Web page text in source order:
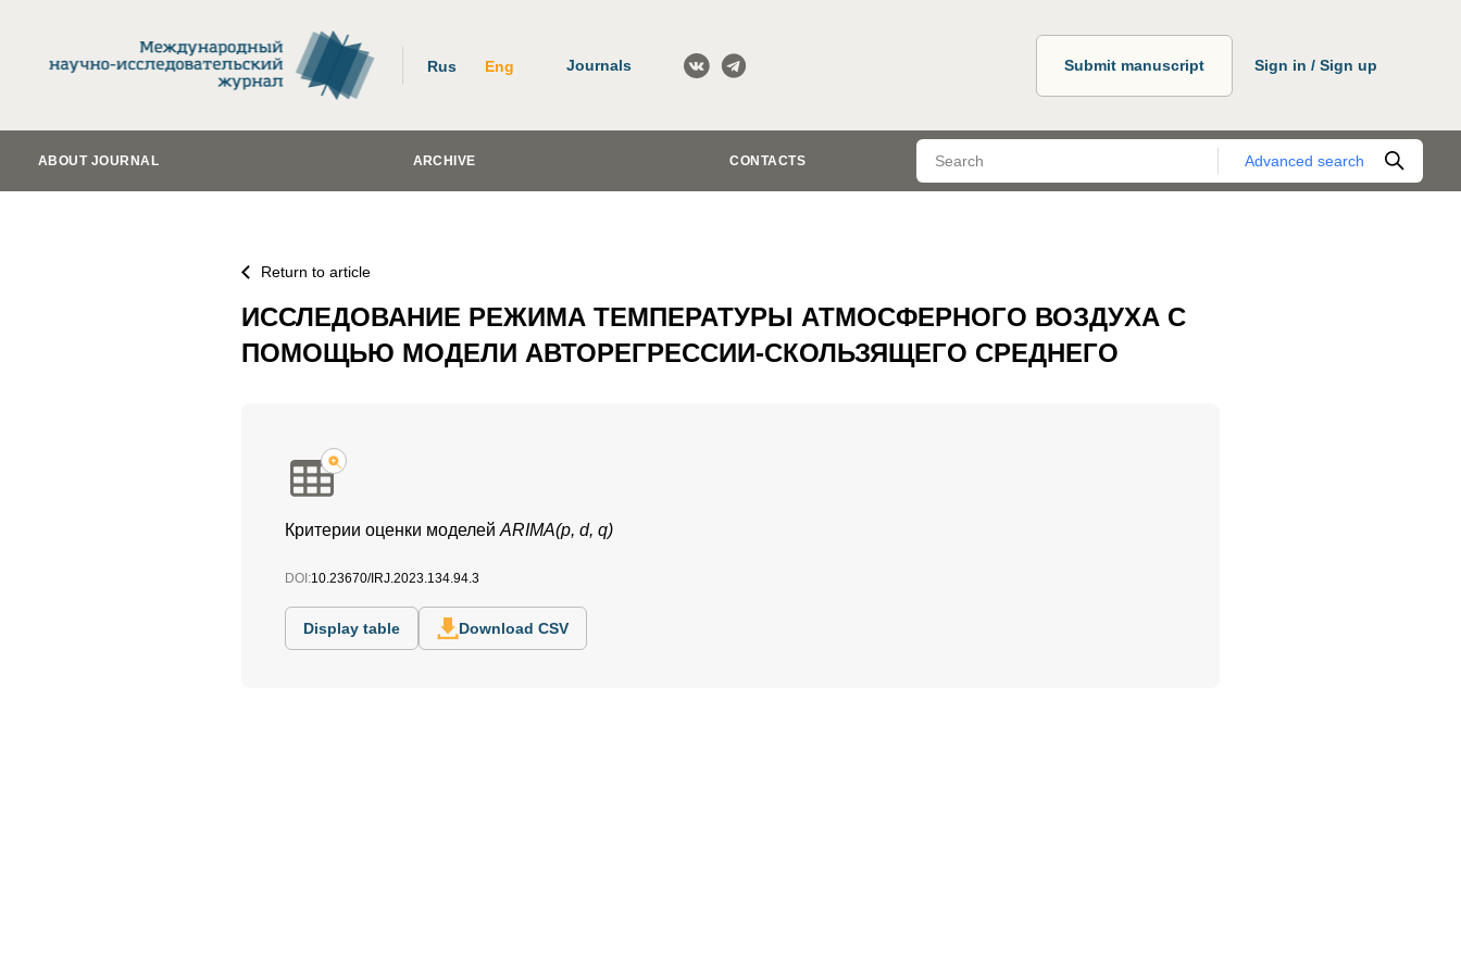
Rus Eng Journals Submit manuscript Sign in / Sign up
ABOUT JOURNAL ARCHIVE CONTACTS Advanced search
Return to article
ИССЛЕДОВАНИЕ РЕЖИМА ТЕМПЕРАТУРЫ АТМОСФЕРНОГО ВОЗДУХА С
ПОМОЩЬЮ МОДЕЛИ АВТОРЕГРЕССИИ-СКОЛЬЗЯЩЕГО СРЕДНЕГО
Критерии оценки моделей ARIMA(p, d, q)
DOI:10.23670/IRJ.2023.134.94.3
Display table Download CSV